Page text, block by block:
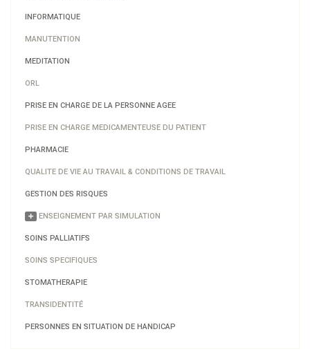
INFORMATIQUE
MANUTENTION
MEDITATION
ORL
PRISE EN CHARGE DE LA PERSONNE AGEE
PRISE EN CHARGE MEDICAMENTEUSE DU PATIENT
PHARMACIE
QUALITE DE VIE AU TRAVAIL & CONDITIONS DE TRAVAIL
GESTION DES RISQUES
ENSEIGNEMENT PAR SIMULATION
SOINS PALLIATIFS
SOINS SPECIFIQUES
STOMATHERAPIE
TRANSIDENTITÉ
PERSONNES EN SITUATION DE HANDICAP